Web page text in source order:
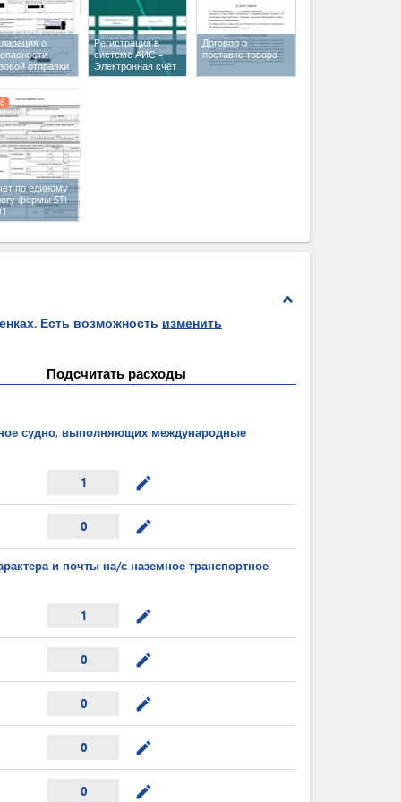
о
отправки
Регистрация в
системе АИС -
Электронная счёт
фактура
Договор о
поставке товара
по единому
формы STI
6
expand_less
Есть возможность изменить
Подсчитать расходы
судно, выполняющих международные
1 mode_edit
0 mode_edit
и почты на/с наземное транспортное
1 mode_edit
0 mode_edit
0 mode_edit
0 mode_edit
0 mode_edit